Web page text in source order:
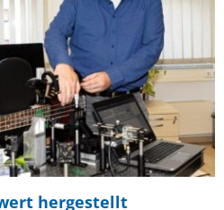
hergestellt